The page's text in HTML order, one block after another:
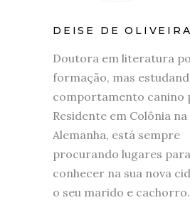
DEISE DE OLIVEIRA
Doutora em literatura
formação, mas
comportamento canino
Residente em Colônia na
Alemanha, está sempre
procurando lugares para
conhecer na sua nova
o seu marido e cachorro.